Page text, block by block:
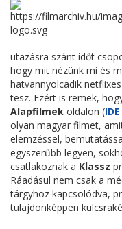
utazásra szánt időt
hogy mit nézünk mi és
hatvannyolcadik
tesz. Ezért is remek,
Alapfilmek oldalon (
olyan magyar filmet,
elemzéssel,
egyszerűbb legyen,
csatlakoznak a Klassz
Ráadásul nem csak a
tárgyhoz kapcsolódva,
tulajdonképpen